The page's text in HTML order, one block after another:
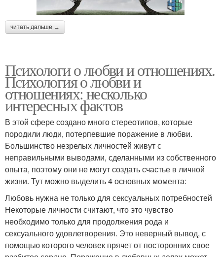
читать дальше →
Психологи о любви и отношениях.
Психология о любви и
отношениях: несколько
интересных фактов
В этой сфере создано много стереотипов, которые
породили люди, потерпевшие поражение в любви.
Большинство незрелых личностей живут с
неправильными выводами, сделанными из собственного
опыта, поэтому они не могут создать счастье в личной
жизни. Тут можно выделить 4 основных момента:
Любовь нужна не только для сексуальных потребностей
Некоторые личности считают, что это чувство
необходимо только для продолжения рода и
сексуального удовлетворения. Это неверный вывод, с
помощью которого человек прячет от посторонних свое